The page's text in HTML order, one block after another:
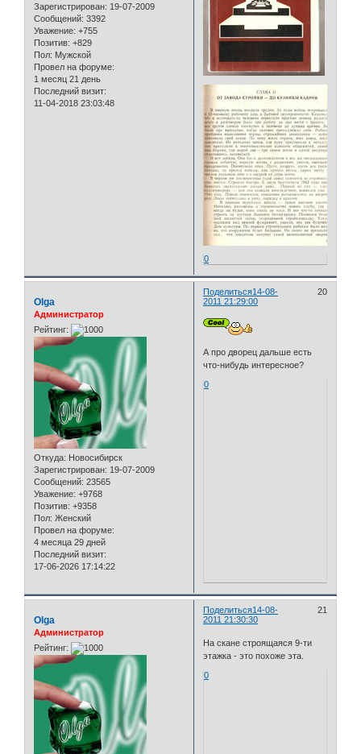
Зарегистрирован: 19-07-2009
Сообщений: 3392
Уважение: +755
Позитив: +829
Пол: Мужской
Провел на форуме:
1 месяц 21 день
Последний визит:
11-04-2018 23:03:48
0
Поделиться 20
14-08-
2011 21:29:00
Olga
Администратор
Рейтинг:
Откуда: Новосибирск
Зарегистрирован: 19-07-2009
Сообщений: 23565
Уважение: +9768
Позитив: +9358
Пол: Женский
Провел на форуме:
4 месяца 29 дней
Последний визит:
17-06-2026 17:14:22
А про дворец дальше есть
что-нибудь интересное?
0
Поделиться 21
14-08-
2011 21:30:30
Olga
Администратор
Рейтинг:
На скане строящаяся 9-ти
этажка - это похоже эта.
0